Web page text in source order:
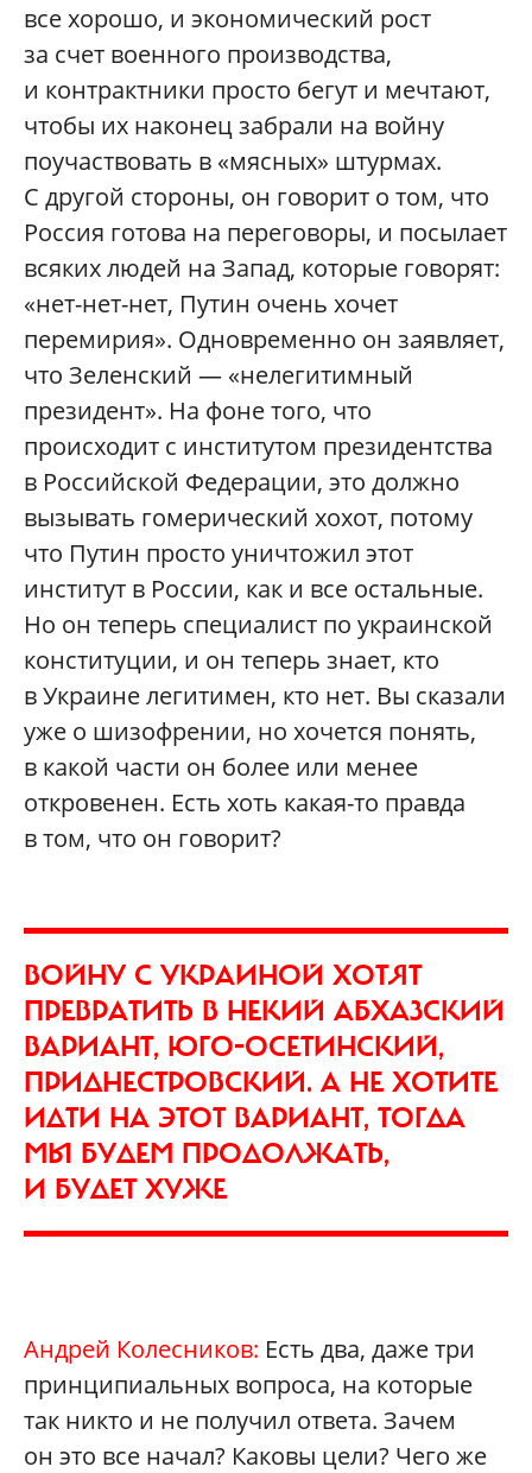
все хорошо, и экономический рост
за счет военного производства,
и контрактники просто бегут и мечтают,
чтобы их наконец забрали на войну
поучаствовать в «мясных» штурмах.
С другой стороны, он говорит о том, что
Россия готова на переговоры, и посылает
всяких людей на Запад, которые говорят:
«нет-нет-нет, Путин очень хочет
перемирия». Одновременно он заявляет,
что Зеленский — «нелегитимный
президент». На фоне того, что
происходит с институтом президентства
в Российской Федерации, это должно
вызывать гомерический хохот, потому
что Путин просто уничтожил этот
институт в России, как и все остальные.
Но он теперь специалист по украинской
конституции, и он теперь знает, кто
в Украине легитимен, кто нет. Вы сказали
уже о шизофрении, но хочется понять,
в какой части он более или менее
откровенен. Есть хоть какая-то правда
в том, что он говорит?
ВОЙНУ С УКРАИНОЙ ХОТЯТ
ПРЕВРАТИТЬ В НЕКИЙ АБХАЗСКИЙ
ВАРИАНТ, ЮГО-ОСЕТИНСКИЙ,
ПРИДНЕСТРОВСКИЙ. А НЕ ХОТИТЕ
ИДТИ НА ЭТОТ ВАРИАНТ, ТОГДА
МЫ БУДЕМ ПРОДОЛЖАТЬ,
И БУДЕТ ХУЖЕ
Андрей Колесников: Есть два, даже три
принципиальных вопроса, на которые
так никто и не получил ответа. Зачем
он это все начал? Каковы цели? Чего же